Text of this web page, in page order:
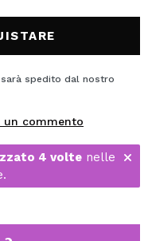
spedito dal nostro
un commento
4 volte nelle